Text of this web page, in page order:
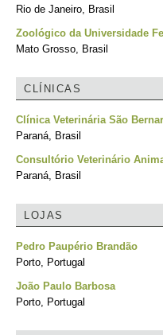
Rio de Janeiro, Brasil
Zoológico da Universidade
Mato Grosso, Brasil
CLÍNICAS
Clínica Veterinária São
Paraná, Brasil
Consultório Veterinário
Paraná, Brasil
LOJAS
Pedro Paupério Brandão
Porto, Portugal
João Paulo Barbosa
Porto, Portugal